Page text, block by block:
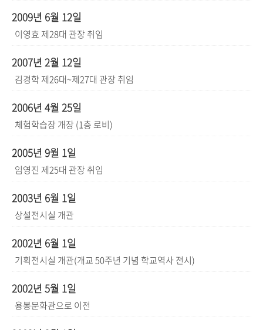
2009년 6월 12일
이영효 제28대 관장 취임
2007년 2월 12일
김경학 제26대~제27대 관장 취임
2006년 4월 25일
체험학습장 개장 (1층 로비)
2005년 9월 1일
임영진 제25대 관장 취임
2003년 6월 1일
상설전시실 개관
2002년 6월 1일
기획전시실 개관(개교 50주년 기념 학교역사 전시)
2002년 5월 1일
용봉문화관으로 이전